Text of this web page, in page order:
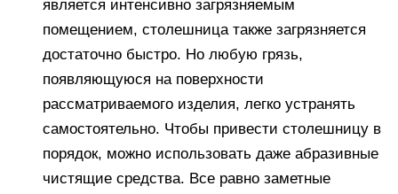
является интенсивно загрязняемым
помещением, столешница также загрязняется
достаточно быстро. Но любую грязь,
появляющуюся на поверхности
рассматриваемого изделия, легко устранять
самостоятельно. Чтобы привести столешницу в
порядок, можно использовать даже абразивные
чистящие средства. Все равно заметные